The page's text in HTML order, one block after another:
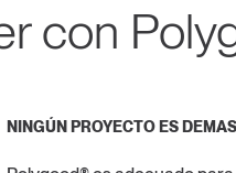
con
NINGÚN PROYECTO ES